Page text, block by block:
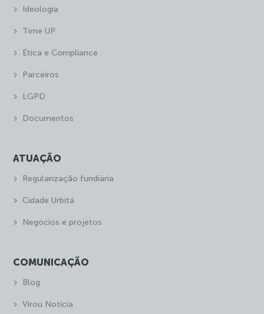
Ideologia
Time UP
Ética e Compliance
Parceiros
LGPD
Documentos
ATUAÇÃO
Regularização fundiária
Cidade Urbitá
Negócios e projetos
COMUNICAÇÃO
Blog
Virou Notícia